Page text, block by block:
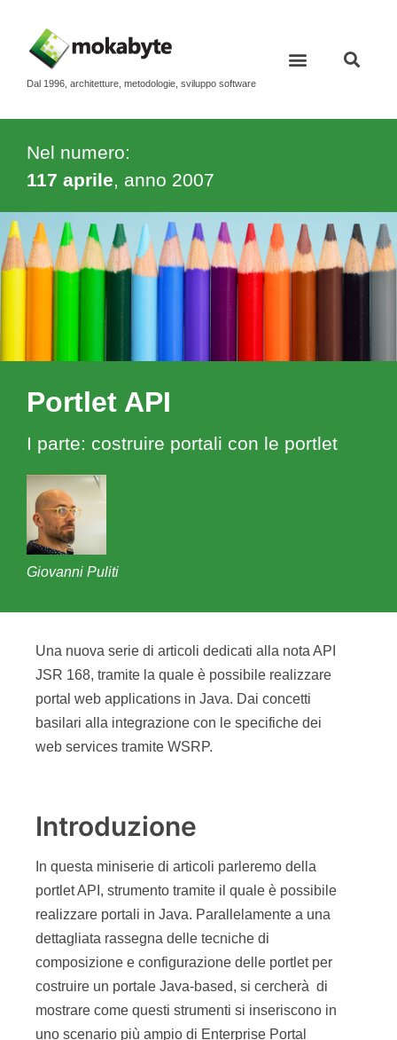
Dal 1996, architetture, metodologie, sviluppo software
Nel numero:
117 aprile, anno 2007
Portlet API
I parte: costruire portali con le portlet
Giovanni Puliti
Una nuova serie di articoli dedicati alla nota API
JSR 168, tramite la quale è possibile realizzare
portal web applications in Java. Dai concetti
basilari alla integrazione con le specifiche dei
web services tramite WSRP.
Introduzione
In questa miniserie di articoli parleremo della
portlet API, strumento tramite il quale è possibile
realizzare portali in Java. Parallelamente a una
dettagliata rassegna delle tecniche di
composizione e configurazione delle portlet per
costruire un portale Java-based, si cercherà di
mostrare come questi strumenti si inseriscono in
uno scenario più ampio di Enterprise Portal